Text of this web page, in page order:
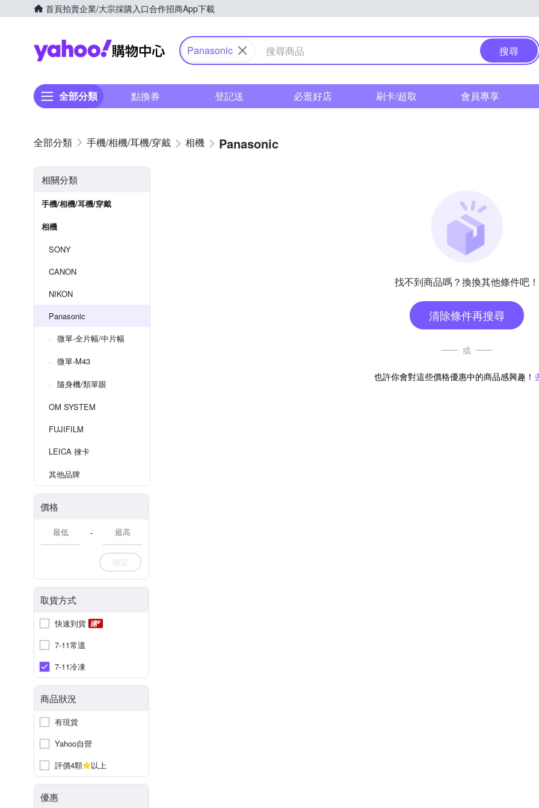
首頁拍賣企業/大宗採購入口合作招商App下載
Yahoo購物中心
Panasonic 搜尋
全部分類 點換券 登記送 必逛好店 刷卡/超取 會員專享
手機/相機/耳機/穿戴 相機 Panasonic
相關分類
手機/相機/耳機/穿戴
相機
SONY
CANON
NIKON
Panasonic
微單-全片幅/中片幅
微單-M43
隨身機/類單眼
OM SYSTEM
FUJIFILM
LEICA 徠卡
其他品牌
價格
-
確定
取貨方式
快速到貨
7-11常溫
7-11冷凍
商品狀況
有現貨
Yahoo自營
評價4顆
以上
優惠
找不到商品嗎？換換其他條件吧！
清除條件再搜尋
或
也許你會對這些價格優惠中的商品感興趣！